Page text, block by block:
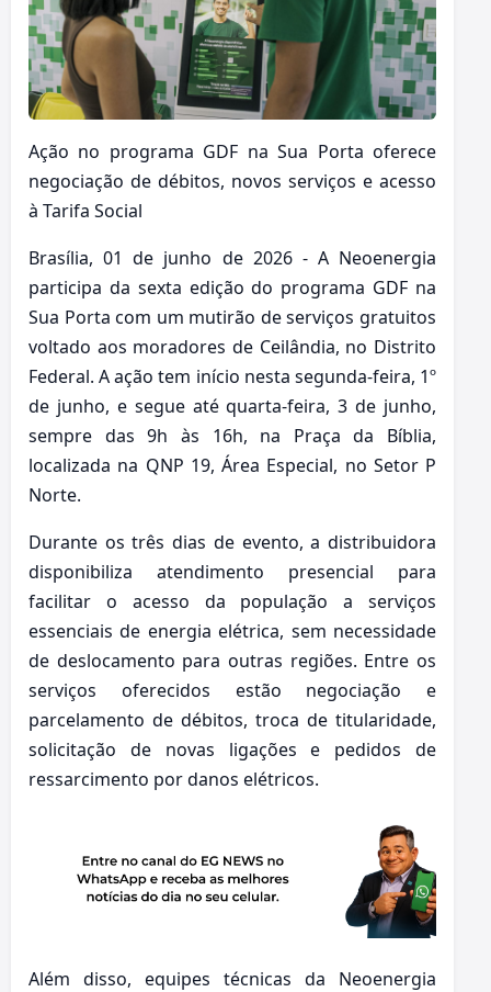
Ação no programa GDF na Sua Porta oferece
negociação de débitos, novos serviços e acesso
à Tarifa Social
Brasília, 01 de junho de 2026 - A Neoenergia
participa da sexta edição do programa GDF na
Sua Porta com um mutirão de serviços gratuitos
voltado aos moradores de Ceilândia, no Distrito
Federal. A ação tem início nesta segunda-feira, 1º
de junho, e segue até quarta-feira, 3 de junho,
sempre das 9h às 16h, na Praça da Bíblia,
localizada na QNP 19, Área Especial, no Setor P
Norte.
Durante os três dias de evento, a distribuidora
disponibiliza atendimento presencial para
facilitar o acesso da população a serviços
essenciais de energia elétrica, sem necessidade
de deslocamento para outras regiões. Entre os
serviços oferecidos estão negociação e
parcelamento de débitos, troca de titularidade,
solicitação de novas ligações e pedidos de
ressarcimento por danos elétricos.
Além disso, equipes técnicas da Neoenergia